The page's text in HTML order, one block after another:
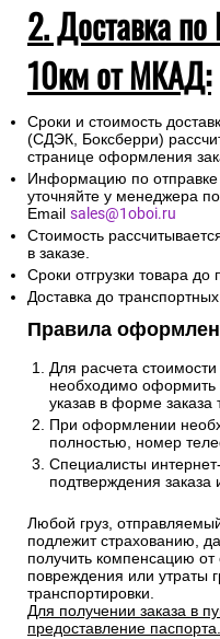
2. Доставка
10км от МКАД:
Сроки и стоимость
(СДЭК, Боксберри)
странице оформления
Информацию по отправке
уточняйте у менеджера
Email sales@1oboi.ru
Стоимость
в заказе.
Сроки отгрузки товара
Доставка до
Правила
Для расчета
необходимо оформить
указав в форме заказа
При оформлении
полностью, номер
Специалисты
подтверждения
Любой груз,
подлежит страхованию,
получить компенсацию
повреждения или утраты
транспортировки.
Для получении заказа в
предоставление паспорта.